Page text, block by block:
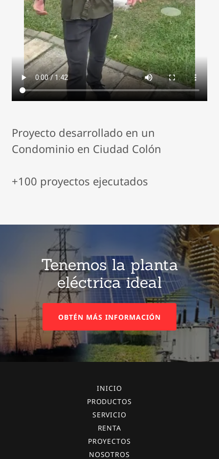
Proyecto desarrollado en un
Condominio en Ciudad Colón
+100 proyectos ejecutados
Tenemos la planta
eléctrica ideal
OBTÉN MÁS INFORMACIÓN
INICIO
PRODUCTOS
SERVICIO
RENTA
PROYECTOS
NOSOTROS